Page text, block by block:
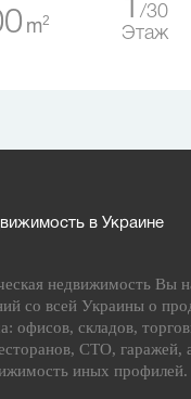
m2 1
30
Этаж
в Украине
недвижимость Вы
со всей Украины о
офисов, складов,
СТО, гаражей,
иных профилей.